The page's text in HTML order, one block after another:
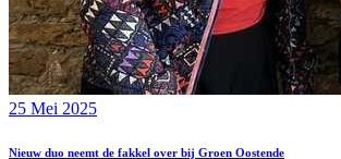
25 Mei 2025
Nieuw duo neemt de fakkel over bij Groen Oostende